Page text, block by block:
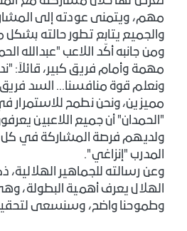
مهم، ويتمنى عودته إلى
والجميع يتابع تطور حالته
ومن جانبه أكّد اللاعب "عبدالله
مهمة وأمام فريق كبير، قائلاً:
ونعلم قوة منافسنا… السد فريق
مميزين، ونحن نطمح للاستمرار
"الحمدان" أن جميع اللاعبين
ولديهم فرصة المشاركة في كل
المدرب "إنزاغي".
وعن رسالته للجماهير الهلالية،
الهلال يعرف أهمية البطولة،
وطموحنا واضح، وسنسعى